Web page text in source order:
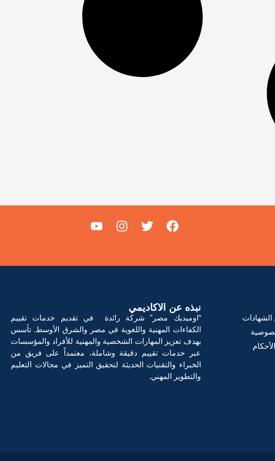
الشهادات
نبذه عن الاكاديمي
“اوميديك مصر” شركة رائدة في تقديم خدمات تقييم
الكفاءات المهنية واللغوية في مصر والشرق الأوسط. تأسس
بهدف تعزيز المهارات الشخصية والمهنية للأفراد والمؤسسات
عبر خدمات تقييم دقيقة وشاملة، معتمداً على فريق من
الخبراء والتقنيات الحديثة لتحقيق التميز في مجالات التعليم
والتطوير المهني.